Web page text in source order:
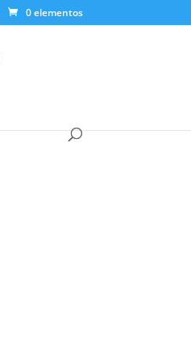
0 elementos